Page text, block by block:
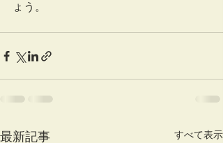
ょう。
最新記事 すべて表示